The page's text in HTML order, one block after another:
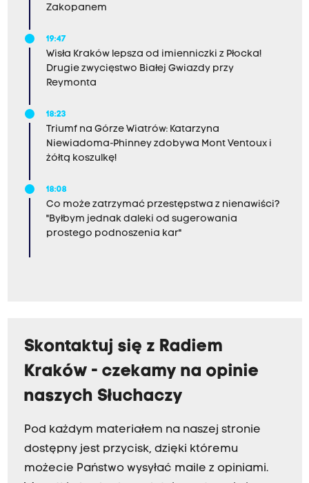
Zakopanem
19:47
Wisła Kraków lepsza od imienniczki z Płocka!
Drugie zwycięstwo Białej Gwiazdy przy
Reymonta
18:23
Triumf na Górze Wiatrów: Katarzyna
Niewiadoma-Phinney zdobywa Mont Ventoux i
żółtą koszulkę!
18:08
Co może zatrzymać przestępstwa z nienawiści?
"Byłbym jednak daleki od sugerowania
prostego podnoszenia kar"
Skontaktuj się z Radiem
Kraków - czekamy na opinie
naszych Słuchaczy
Pod każdym materiałem na naszej stronie
dostępny jest przycisk, dzięki któremu
możecie Państwo wysyłać maile z opiniami.